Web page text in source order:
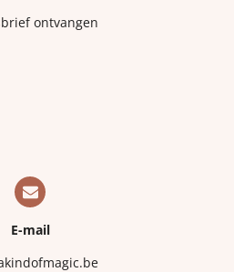
ontvangen
E-mail